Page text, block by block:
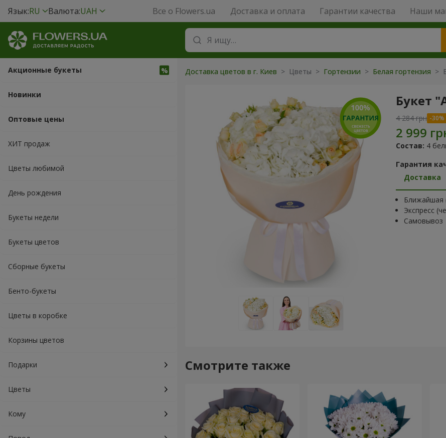
Язык:RU Валюта:UAH Все о Flowers.ua Доставка и оплата Гарантии качества Наши
Акционные букеты
Новинки
Оптовые цены
ХИТ продаж
Цветы любимой
День рождения
Букеты недели
Букеты цветов
Сборные букеты
Бенто-букеты
Цветы в коробке
Корзины цветов
Подарки
Цветы
Кому
Доставка цветов в г. Киев > Цветы > Гортензии > Белая гортензия >
Букет
4 284 грн
Состав: 4
Гарантия
Доставка
Ближайшая
Экспресс
Самовывоз
Смотрите также